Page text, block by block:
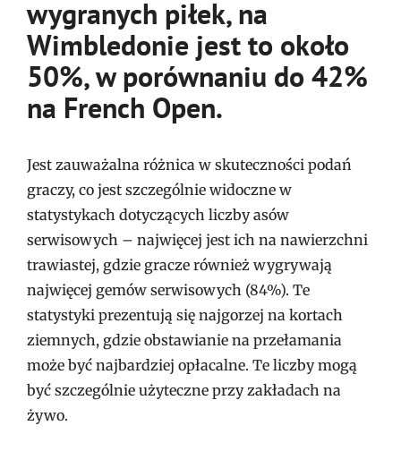
wygranych piłek, na
Wimbledonie jest to około
50%, w porównaniu do 42%
na French Open.
Jest zauważalna różnica w skuteczności podań
graczy, co jest szczególnie widoczne w
statystykach dotyczących liczby asów
serwisowych – najwięcej jest ich na nawierzchni
trawiastej, gdzie gracze również wygrywają
najwięcej gemów serwisowych (84%). Te
statystyki prezentują się najgorzej na kortach
ziemnych, gdzie obstawianie na przełamania
może być najbardziej opłacalne. Te liczby mogą
być szczególnie użyteczne przy zakładach na
żywo.